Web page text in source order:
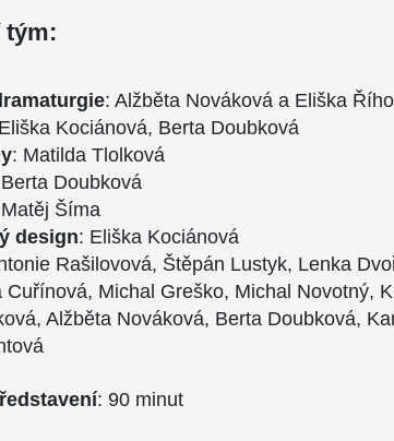
tým:
: Alžběta Nováková a Eliška
Kociánová, Berta Doubková
: Matilda Tlolková
Berta Doubková
Šíma
design: Eliška Kociánová
Rašilovová, Štěpán Lustyk, Lenka
Cuřínová, Michal Greško, Michal Novotný,
Alžběta Nováková, Berta Doubková,
: 90 minut